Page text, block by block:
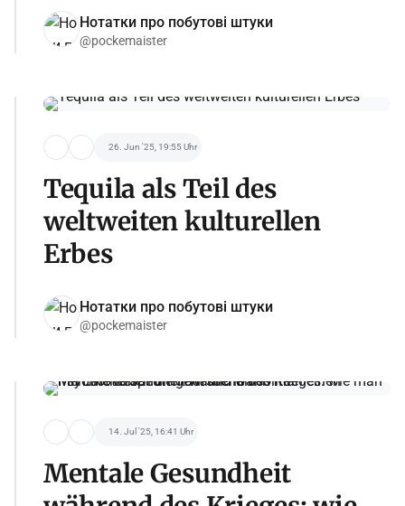
Нотатки про побутові штуки
@pockemaister
26. Jun '25, 19:55 Uhr
Tequila als Teil des
weltweiten kulturellen
Erbes
Нотатки про побутові штуки
@pockemaister
14. Jul '25, 16:41 Uhr
Mentale Gesundheit